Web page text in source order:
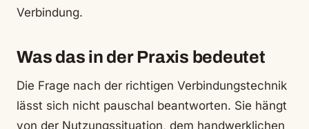
Verbindung.
Was das in der Praxis bedeutet
Die Frage nach der richtigen Verbindungstechnik
lässt sich nicht pauschal beantworten. Sie hängt
von der Nutzungssituation, dem handwerklichen